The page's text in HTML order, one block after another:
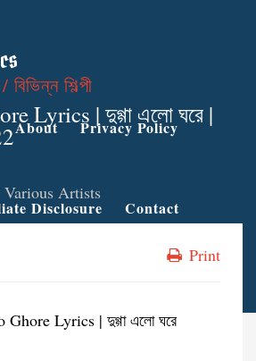
About Privacy Policy
Disclosure Contact
শিল্পী
Lyrics | দুগ্গা এলো ঘরে |
Artists
Print
Lyrics | দুগ্গা এলো ঘরে